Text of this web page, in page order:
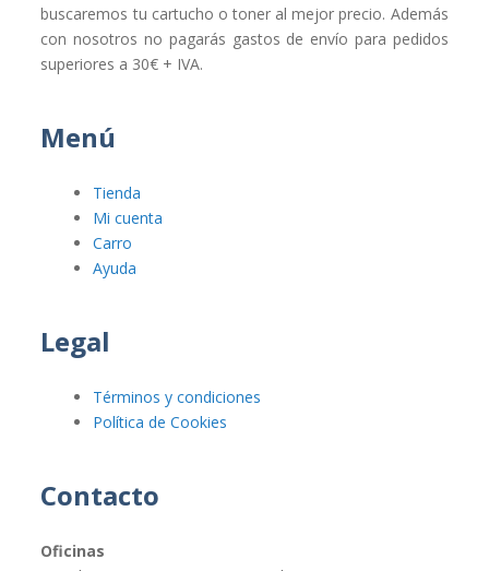
buscaremos tu cartucho o toner al mejor precio. Además
con nosotros no pagarás gastos de envío para pedidos
superiores a 30€ + IVA.
Menú
Tienda
Mi cuenta
Carro
Ayuda
Legal
Términos y condiciones
Política de Cookies
Contacto
Oficinas